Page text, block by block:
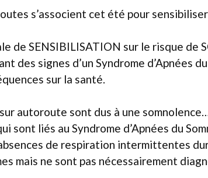
s’associent cet été pour
de SENSIBILISATION sur le risque de
des signes d’un Syndrome
sur la santé.
autoroute sont dus à une
sont liés au Syndrome d’Apnées du
de respiration intermittentes
mais ne sont pas nécessairement